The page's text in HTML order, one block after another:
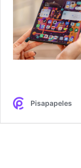
Pisapapeles